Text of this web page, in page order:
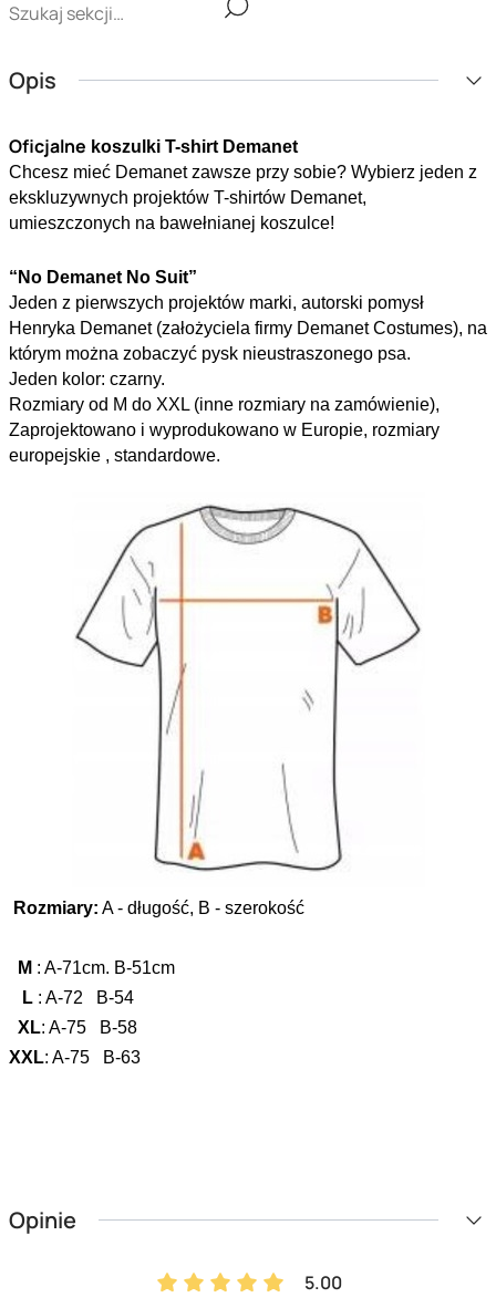
Opis
Oficjalne koszulki T-shirt Demanet
Chcesz mieć Demanet zawsze przy sobie? Wybierz jeden z
ekskluzywnych projektów T-shirtów Demanet,
umieszczonych na bawełnianej koszulce!
“No Demanet No Suit”
Jeden z pierwszych projektów marki, autorski pomysł
Henryka Demanet (założyciela firmy Demanet Costumes), na
którym można zobaczyć pysk nieustraszonego psa.
Jeden kolor: czarny.
Rozmiary od M do XXL (inne rozmiary na zamówienie),
Zaprojektowano i wyprodukowano w Europie, rozmiary
europejskie , standardowe.
Rozmiary: A - długość, B - szerokość
M : A-71cm. B-51cm
L : A-72 B-54
XL: A-75 B-58
XXL: A-75 B-63
Opinie
5.00